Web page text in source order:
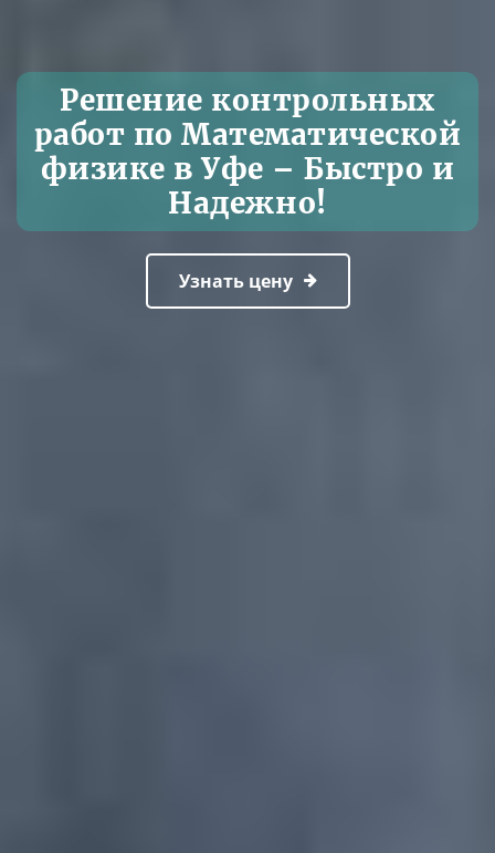
Решение контрольных
работ по Математической
физике в Уфе – Быстро и
Надежно!
Узнать цену